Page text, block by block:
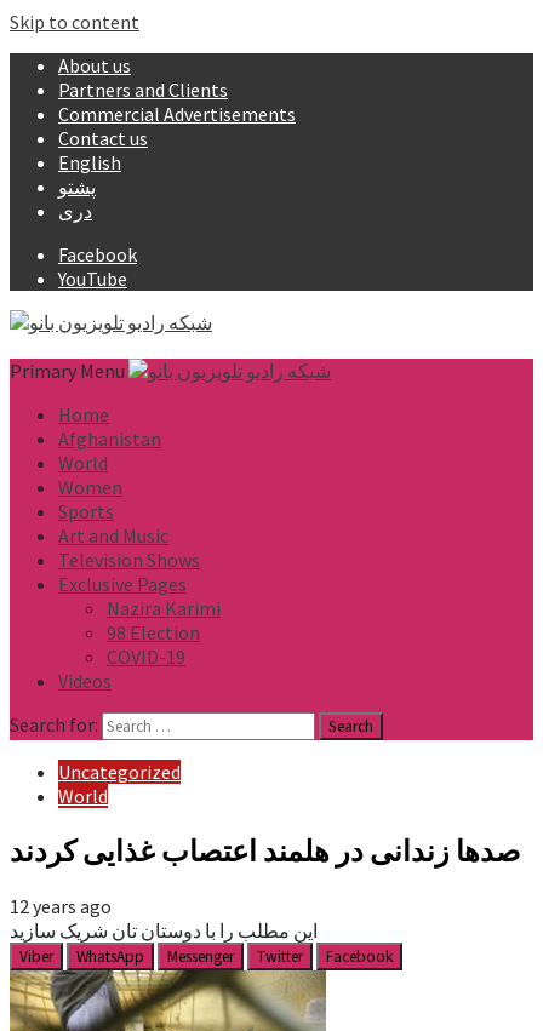
Skip to content
About us
Partners and Clients
Commercial Advertisements
Contact us
English
پشتو
دری
Facebook
YouTube
Primary Menu
Home
Afghanistan
World
Women
Sports
Art and Music
Television Shows
Exclusive Pages
Nazira Karimi
98 Election
COVID-19
Videos
Search for:
Uncategorized
World
صدها زندانی در هلمند اعتصاب غذایی کردند
12 years ago
این مطلب را با دوستان تان شریک سازید
Viber WhatsApp Messenger Twitter Facebook